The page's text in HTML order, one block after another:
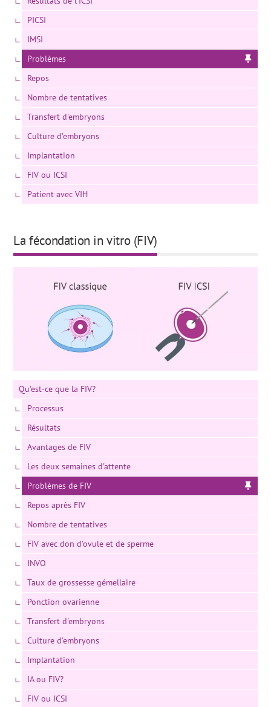
PICSI
IMSI
Problèmes
Repos
Nombre de tentatives
Transfert d'embryons
Culture d'embryons
Implantation
FIV ou ICSI
Patient avec VIH
La fécondation in vitro (FIV)
Qu'est-ce que la FIV?
Processus
Résultats
Avantages de FIV
Les deux semaines d'attente
Problèmes de FIV
Repos après FIV
Nombre de tentatives
FIV avec don d'ovule et de sperme
INVO
Taux de grossesse gémellaire
Ponction ovarienne
Transfert d'embryons
Culture d'embryons
Implantation
IA ou FIV?
FIV ou ICSI